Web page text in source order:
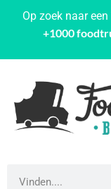
Op zoek naar
+1000